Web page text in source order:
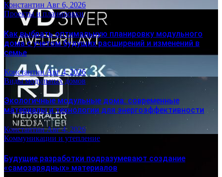
Константин Авг 6, 2026
Проекты и планировки
Как выбрать оптимальную планировку модульного
дома с учетом будущих расширений и изменений в
семье
КонстантинАвг 4, 2026
Виды модульных домов
Экологичные модульные дома: современные
материалы и технологии для энергоэффективности
КонстантинАвг 4, 2026
Коммуникации и утепление
Будущие разработки подразумевают создание
«самозарядных» материалов